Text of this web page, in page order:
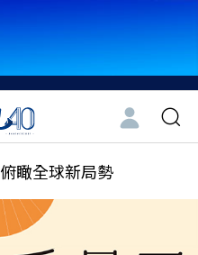
俯瞰全球新局勢